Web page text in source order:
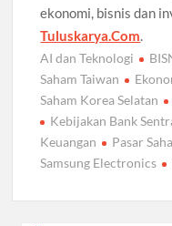
ekonomi, bisnis dan
Tuluskarya.Com.
AI dan Teknologi
Saham Taiwan
Saham Korea Selatan
Kebijakan Bank
Keuangan
Pasar
Samsung Electronics